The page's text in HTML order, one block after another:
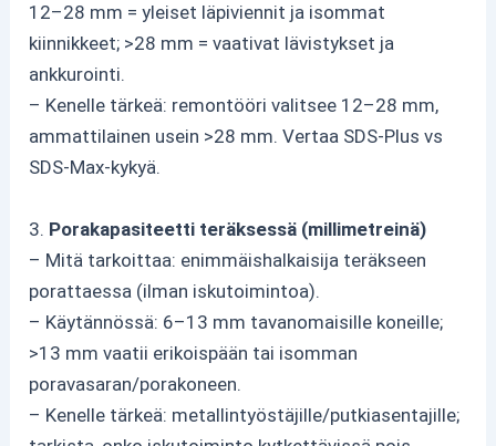
12–28 mm = yleiset läpiviennit ja isommat
kiinnikkeet; >28 mm = vaativat lävistykset ja
ankkurointi.
– Kenelle tärkeä: remontööri valitsee 12–28 mm,
ammattilainen usein >28 mm. Vertaa SDS-Plus vs
SDS‑Max-kykyä.
3. Porakapasiteetti teräksessä (millimetreinä)
– Mitä tarkoittaa: enimmäishalkaisija teräkseen
porattaessa (ilman iskutoimintoa).
– Käytännössä: 6–13 mm tavanomaisille koneille;
>13 mm vaatii erikoispään tai isomman
poravasaran/porakoneen.
– Kenelle tärkeä: metallintyöstäjille/putkiasentajille;